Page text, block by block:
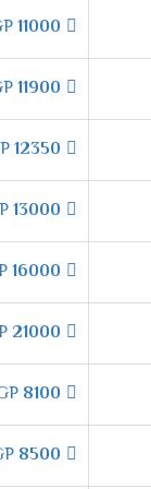
الداخلية التى
وأسفل الغرفه
"
11000
11900
12350
13000
16000
21000
8100
8500